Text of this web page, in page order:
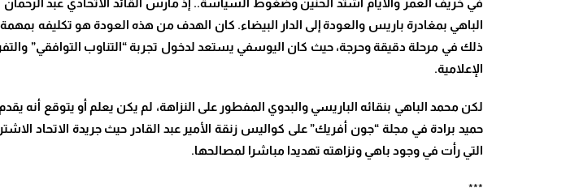
الباهي بمغادرة باريس والعودة إلى الدار البيضاء. كان الهدف من هذه العودة هو تكليفه
ذلك في مرحلة دقيقة وحرجة، حيث كان اليوسفي يستعد لدخول تجربة “التناوب التوافقي”
الإعلامية.
لكن محمد الباهي بنقائه الباريسي والبدوي المفطور على النزاهة، لم يكن يعلم أو يتوقع
حميد برادة في مجلة “جون أفريك” على كواليس زنقة الأمير عبد القادر حيث جريدة الاتحاد
التي رأت في وجود باهي ونزاهته تهديدا مباشرا لمصالحها.
***